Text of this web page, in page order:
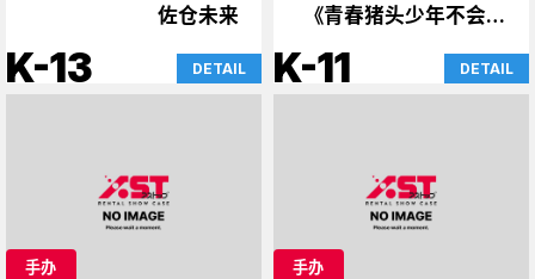
佐仓未来
K-13 DETAIL
《青春猪头少年不会梦
到兔女郎学姐&宇崎酱》
K-11 DETAIL
手办 手办